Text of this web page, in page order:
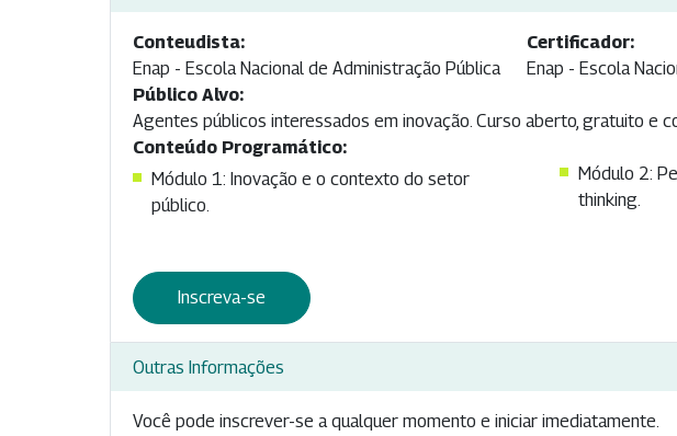
Conteudista:
Enap - Escola Nacional de Administração Pública
Certificador:
Enap - Escola
Público Alvo:
Agentes públicos interessados em inovação. Curso aberto, gratuito e
Conteúdo Programático:
Módulo 1: Inovação e o contexto do setor
público.
Módulo 2:
thinking.
Inscreva-se
Outras Informações
Você pode inscrever-se a qualquer momento e iniciar imediatamente.